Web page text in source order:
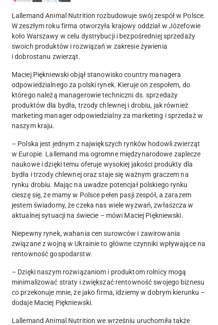
Lallemand Animal Nutrition rozbudowuje swój zespół w Polsce.
W zeszłym roku firma otworzyła krajowy oddział w Józefowie
koło Warszawy w celu dystrybucji i bezpośredniej sprzedaży
swoich produktów i rozwiązań w zakresie żywienia
i dobrostanu zwierząt.
Maciej Piękniewski objął stanowisko country managera
odpowiedzialnego za polski rynek. Kieruje on zespołem, do
którego należą managerowie techniczni ds. sprzedaży
produktów dla bydła, trzody chlewnej i drobiu, jak również
marketing manager odpowiedzialny za marketing i sprzedaż w
naszym kraju.
– Polska jest jednym z największych rynków hodowli zwierząt
w Europie. Lallemand ma ogromne międzynarodowe zaplecze
naukowe i dzięki temu oferuje wysokiej jakości produkty dla
bydła i trzody chlewnej oraz staje się ważnym graczem na
rynku drobiu. Mając na uwadze potencjał polskiego rynku
cieszę się, że mamy w Polsce pełen pasji zespół, a zarazem
jestem świadomy, że czeka nas wiele wyzwań, zwłaszcza w
aktualnej sytuacji na świecie – mówi Maciej Piękniewski.
Niepewny rynek, wahania cen surowców i zawirowania
związane z wojną w Ukrainie to główne czynniki wpływające na
rentowność gospodarstw.
– Dzięki naszym rozwiązaniom i produktom rolnicy mogą
minimalizować straty i zwiększać rentowność swojego biznesu
co przekonuje mnie, że jako firma, idziemy w dobrym kierunku –
dodaje Maciej Piękniewski.
Lallemand Animal Nutrition we wrześniu uruchomiła także